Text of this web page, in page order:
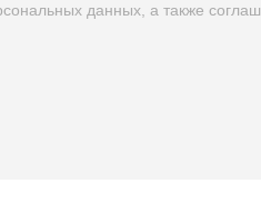
данных, а также